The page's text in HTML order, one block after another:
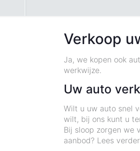
Verkoop
Ja, we kopen ook
werkwijze.
Uw auto
Wilt u uw auto snel
wilt, bij ons kunt u
Bij sloop zorgen we
aanbod? Lees